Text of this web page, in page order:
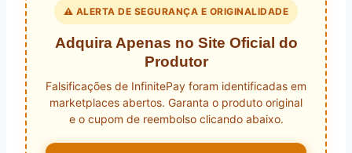
⚠️ ALERTA DE SEGURANÇA E ORIGINALIDADE
Adquira Apenas no Site Oficial do
Produtor
Falsificações de InfinitePay foram identificadas em
marketplaces abertos. Garanta o produto original
e o cupom de reembolso clicando abaixo.